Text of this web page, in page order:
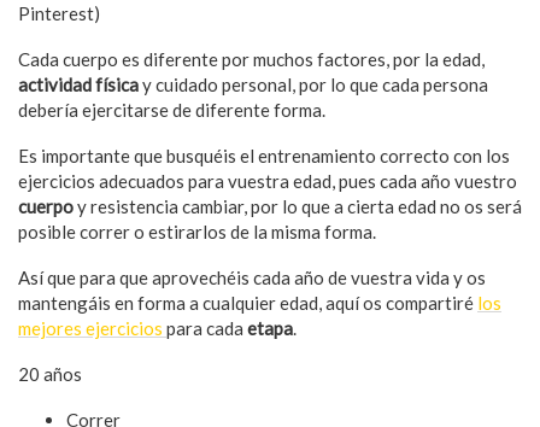
Pinterest)
Cada cuerpo es diferente por muchos factores, por la edad,
actividad físicay cuidado personal, por lo que cada persona
debería ejercitarse de diferente forma.
Es importante que busquéis el entrenamiento correcto con los
ejercicios adecuados para vuestra edad, pues cada año vuestro
cuerpoy resistencia cambiar, por lo que a cierta edad no os será
posible correr o estirarlos de la misma forma.
Así que para que aprovechéis cada año de vuestra vida y os
mantengáis en forma a cualquier edad, aquí os compartiré los
mejores ejercicios para cada etapa.
20 años
Correr